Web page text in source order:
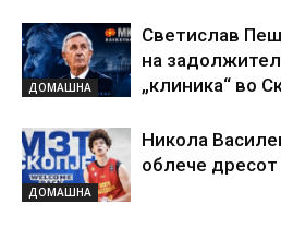
ДОМАШНА
Светислав
на
„клиника“ во
ДОМАШНА
Никола
облече